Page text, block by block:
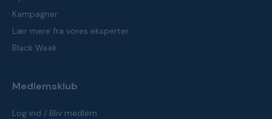
Kampagner
Lær mere fra vores eksperter
Black Week
Medlemsklub
Log ind / Bliv medlem